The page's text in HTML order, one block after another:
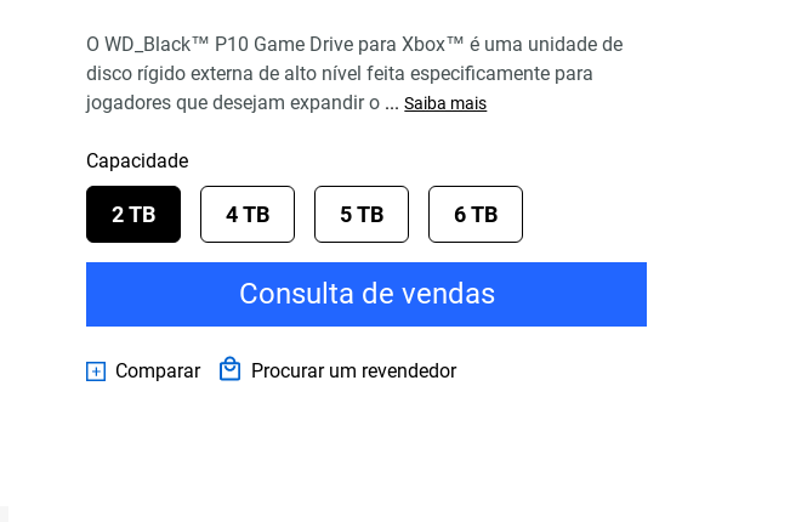
O WD_Black™ P10 Game Drive para Xbox™ é uma unidade de
disco rígido externa de alto nível feita especificamente para
jogadores que desejam expandir o ... Saiba mais
Capacidade
2 TB 4 TB 5 TB 6 TB
Consulta de vendas
Comparar Procurar um revendedor